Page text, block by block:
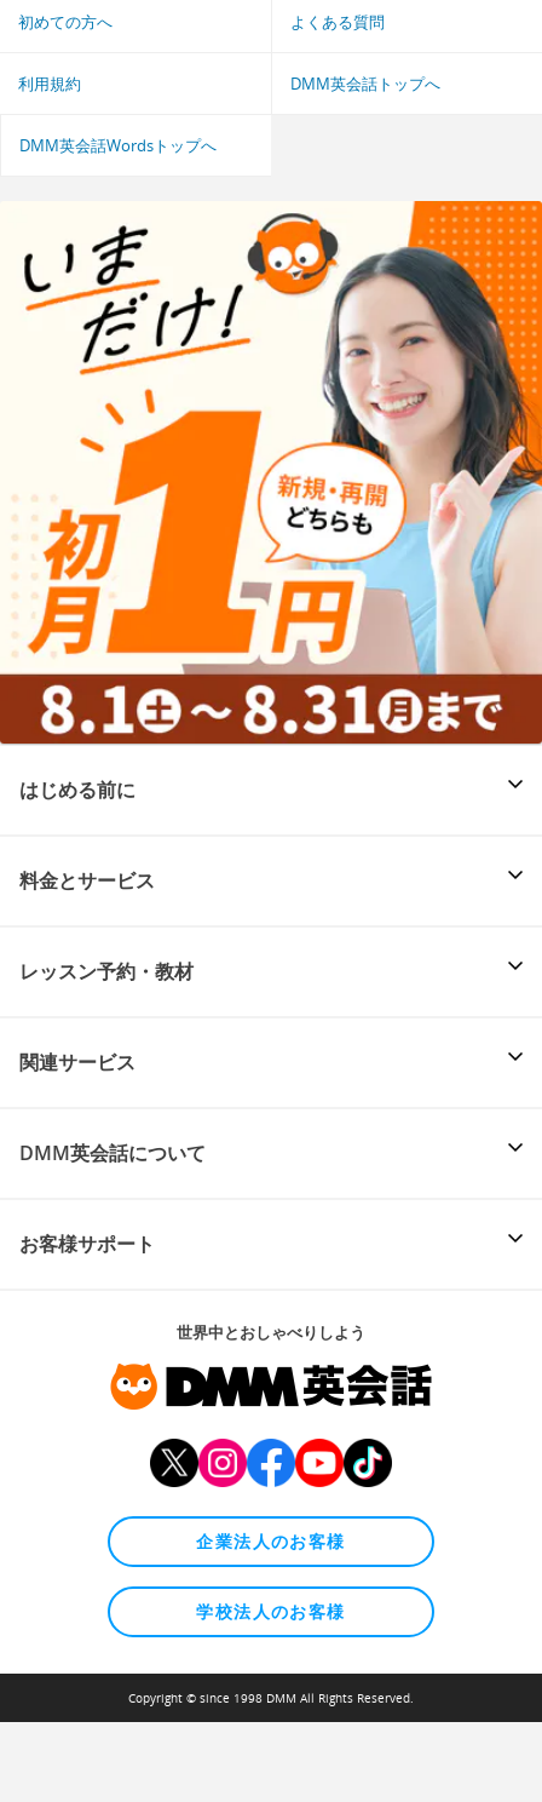
初めての方へ よくある質問
利用規約 DMM英会話トップへ
DMM英会話Wordsトップへ
はじめる前に
料金とサービス
レッスン予約・教材
関連サービス
DMM英会話について
お客様サポート
世界中とおしゃべりしよう
企業法人のお客様
学校法人のお客様
Copyright © since 1998 DMM All Rights Reserved.